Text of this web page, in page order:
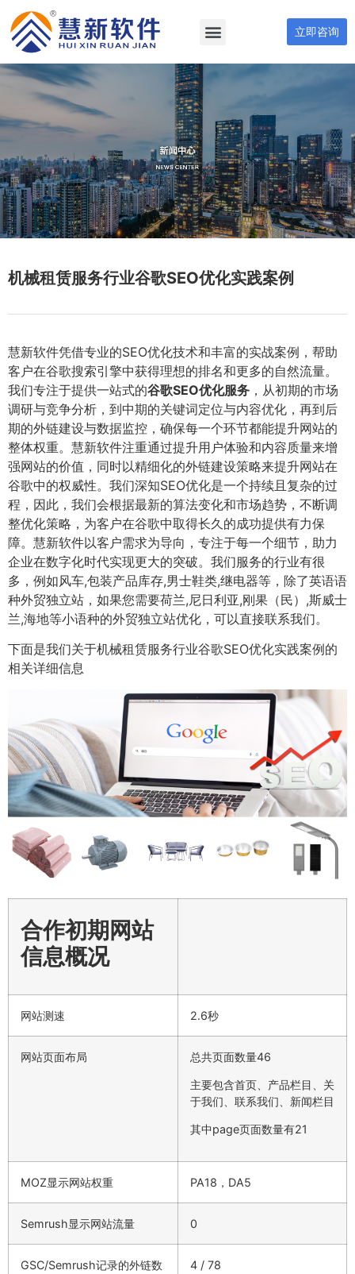
立即咨询
机械租赁服务行业谷歌SEO优化实践案例
慧新软件凭借专业的SEO优化技术和丰富的实战案例，帮助
客户在谷歌搜索引擎中获得理想的排名和更多的自然流量。
我们专注于提供一站式的谷歌SEO优化服务 ，从初期的市场
调研与竞争分析，到中期的关键词定位与内容优化，再到后
期的外链建设与数据监控，确保每一个环节都能提升网站的
整体权重。慧新软件注重通过提升用户体验和内容质量来增
强网站的价值，同时以精细化的外链建设策略来提升网站在
谷歌中的权威性。我们深知SEO优化是一个持续且复杂的过
程，因此，我们会根据最新的算法变化和市场趋势，不断调
整优化策略，为客户在谷歌中取得长久的成功提供有力保
障。慧新软件以客户需求为导向，专注于每一个细节，助力
企业在数字化时代实现更大的突破。我们服务的行业有很
多，例如风车,包装产品库存,男士鞋类,继电器等，除了英语语
种外贸独立站，如果您需要荷兰,尼日利亚,刚果（民）,斯威士
兰,海地等小语种的外贸独立站优化，可以直接联系我们。
下面是我们关于机械租赁服务行业谷歌SEO优化实践案例的
相关详细信息
合作初期网站
信息概况
网站测速 2.6秒
网站页面布局 总共页面数量46
主要包含首页、产品栏目、关
于我们、联系我们、新闻栏目
其中page页面数量有21
MOZ显示网站权重 PA18，DA5
Semrush显示网站流量 0
GSC/Semrush记录的外链数
4 / 78